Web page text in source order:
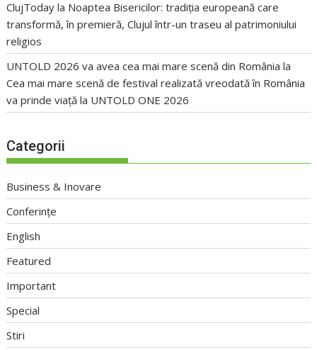
ClujToday la Noaptea Bisericilor: tradiția europeană care
transformă, în premieră, Clujul într-un traseu al patrimoniului
religios
UNTOLD 2026 va avea cea mai mare scenă din România la
Cea mai mare scenă de festival realizată vreodată în România
va prinde viață la UNTOLD ONE 2026
Categorii
Business & Inovare
Conferințe
English
Featured
Important
Special
Stiri